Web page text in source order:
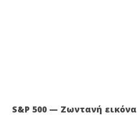
S&P 500 — Ζωντανή εικόνα